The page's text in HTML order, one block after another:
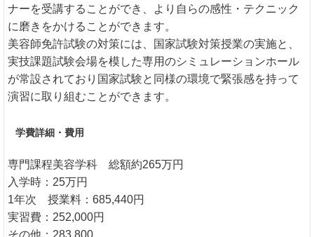
ナーを受講することができ、より自らの感性・テクニック
に磨きをかけることができます。
美容師免許試験の対策には、国家試験対策授業の実施と、
実技課題試験会場を模した専用のシミュレーションホール
が常設されており国家試験と同様の環境で緊張感を持って
演習に取り組むことができます。
学費詳細・費用
専門課程美容学科 総額約265万円
入学時：25万円
1年次 授業料：685,440円
実習費：252,000円
その他：283,800